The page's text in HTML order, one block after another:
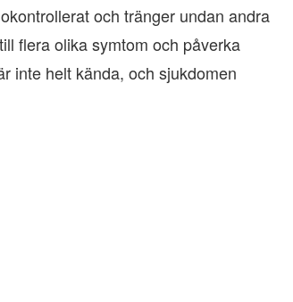
och tränger undan andra
flera olika symtom och påverka
inte helt kända, och sjukdomen